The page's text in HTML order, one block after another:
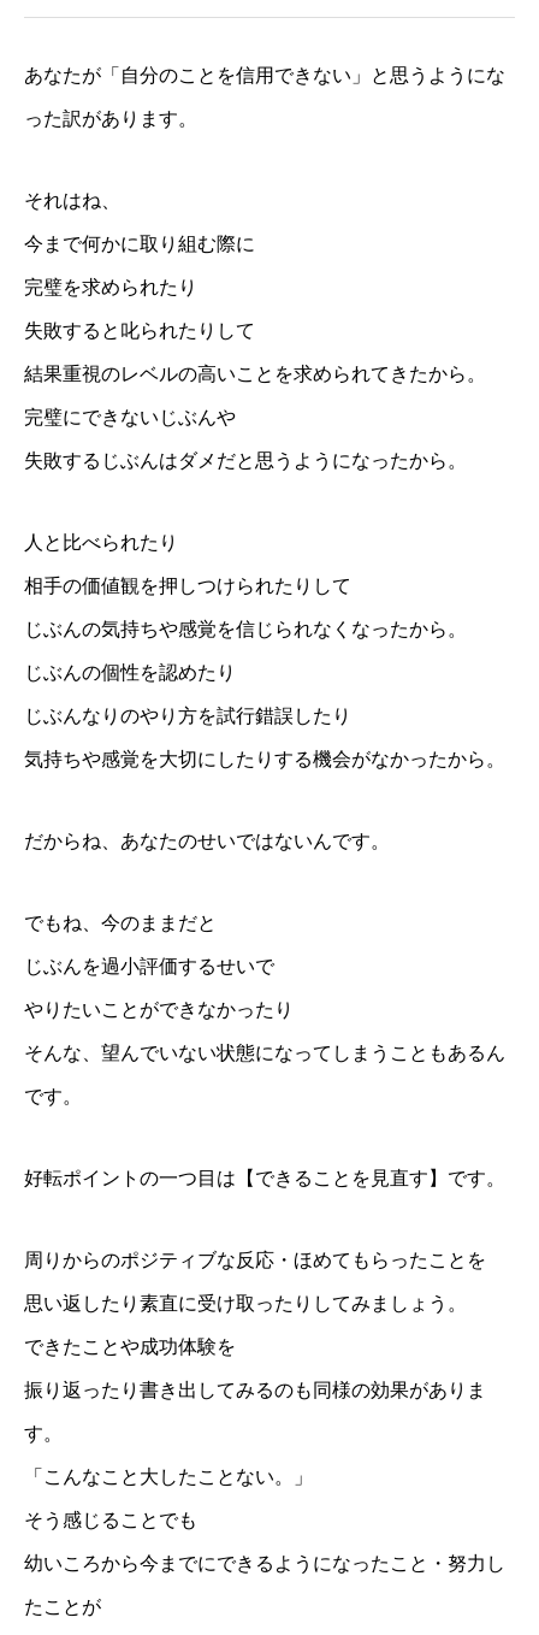
あなたが「自分のことを信用できない」と思うようにな
った訳があります。
それはね、
今まで何かに取り組む際に
完璧を求められたり
失敗すると叱られたりして
結果重視のレベルの高いことを求められてきたから。
完璧にできないじぶんや
失敗するじぶんはダメだと思うようになったから。
人と比べられたり
相手の価値観を押しつけられたりして
じぶんの気持ちや感覚を信じられなくなったから。
じぶんの個性を認めたり
じぶんなりのやり方を試行錯誤したり
気持ちや感覚を大切にしたりする機会がなかったから。
だからね、あなたのせいではないんです。
でもね、今のままだと
じぶんを過小評価するせいで
やりたいことができなかったり
そんな、望んでいない状態になってしまうこともあるん
です。
好転ポイントの一つ目は【できることを見直す】です。
周りからのポジティブな反応・ほめてもらったことを
思い返したり素直に受け取ったりしてみましょう。
できたことや成功体験を
振り返ったり書き出してみるのも同様の効果がありま
す。
「こんなこと大したことない。」
そう感じることでも
幼いころから今までにできるようになったこと・努力し
たことが